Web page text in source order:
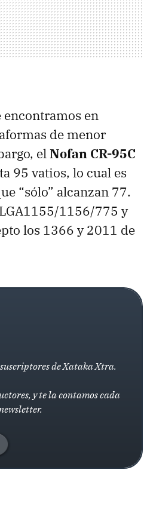
encontramos en
de menor
elNofan CR-95C
95 vatios, lo cual es
“sólo” alcanzan 77.
1156/775 y
los 1366 y 2011 de
de Xataka Xtra.
y te la contamos cada